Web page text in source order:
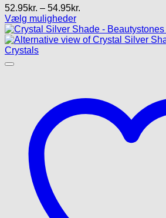
52.95kr. – 54.95kr.
til
54.95kr.
Vælg muligheder
Dette
vare
har
flere
varesiden